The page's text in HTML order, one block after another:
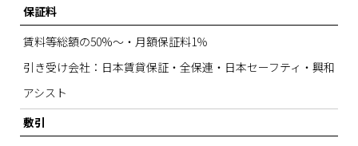
保証料
賃料等総額の50%～・月額保証料1％
引き受け会社：日本賃貸保証・全保連・日本セーフティ・興和
アシスト
敷引